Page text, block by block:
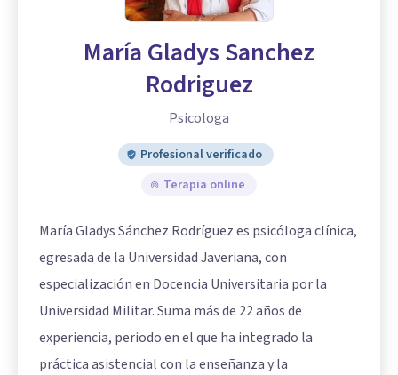
María Gladys Sanchez
Rodriguez
Psicologa
Profesional verificado
Terapia online
María Gladys Sánchez Rodríguez es psicóloga clínica,
egresada de la Universidad Javeriana, con
especialización en Docencia Universitaria por la
Universidad Militar. Suma más de 22 años de
experiencia, periodo en el que ha integrado la
práctica asistencial con la enseñanza y la